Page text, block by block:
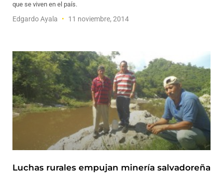
que se viven en el país.
Edgardo Ayala 11 noviembre, 2014
Luchas rurales empujan minería salvadoreña